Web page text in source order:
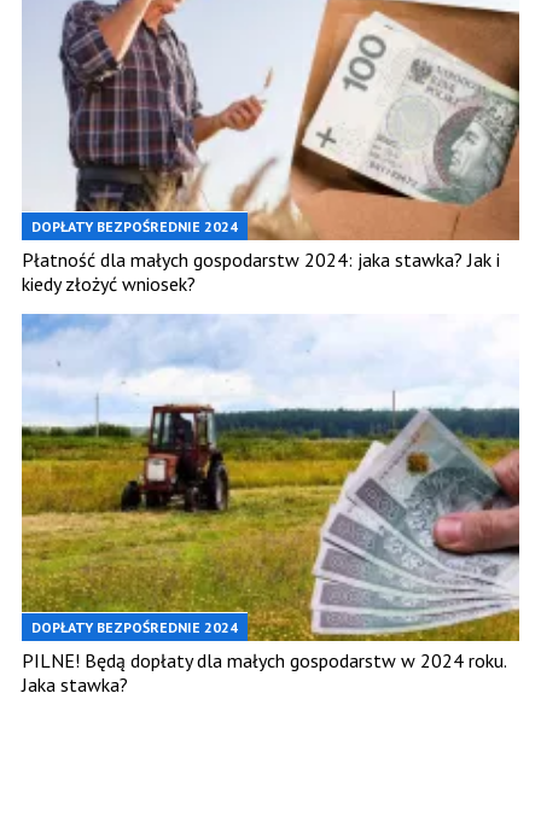
DOPŁATY BEZPOŚREDNIE 2024
Płatność dla małych gospodarstw 2024: jaka stawka? Jak i
kiedy złożyć wniosek?
DOPŁATY BEZPOŚREDNIE 2024
PILNE! Będą dopłaty dla małych gospodarstw w 2024 roku.
Jaka stawka?